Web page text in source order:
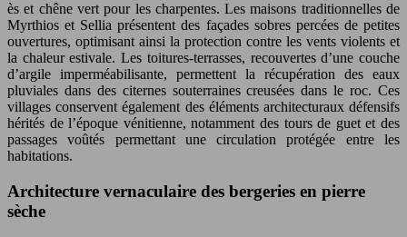
ès et chêne vert pour les charpentes. Les maisons traditionnelles de
Myrthios et Sellia présentent des façades sobres percées de petites
ouvertures, optimisant ainsi la protection contre les vents violents et
la chaleur estivale. Les toitures-terrasses, recouvertes d’une couche
d’argile imperméabilisante, permettent la récupération des eaux
pluviales dans des citernes souterraines creusées dans le roc. Ces
villages conservent également des éléments architecturaux défensifs
hérités de l’époque vénitienne, notamment des tours de guet et des
passages voûtés permettant une circulation protégée entre les
habitations.
Architecture vernaculaire des bergeries en pierre
sèche